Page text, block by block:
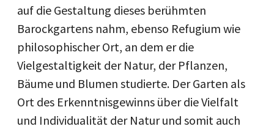
auf die Gestaltung dieses berühmten
Barockgartens nahm, ebenso Refugium wie
philosophischer Ort, an dem er die
Vielgestaltigkeit der Natur, der Pflanzen,
Bäume und Blumen studierte. Der Garten als
Ort des Erkenntnisgewinns über die Vielfalt
und Individualität der Natur und somit auch